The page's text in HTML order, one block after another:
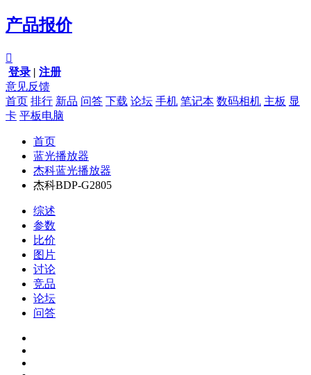
产品报价

登录 | 注册
意见反馈
首页 排行 新品 问答 下载 论坛 手机 笔记本 数码相机 主板 显
卡 平板电脑
首页
蓝光播放器
杰科蓝光播放器
杰科BDP-G2805
综述
参数
比价
图片
讨论
竞品
论坛
问答